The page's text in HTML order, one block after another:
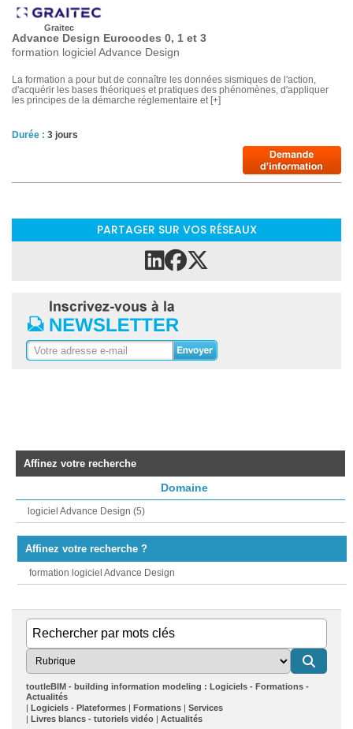
Graitec
Advance Design Eurocodes 0, 1 et 3
formation logiciel Advance Design
La formation a pour but de connaître les données sismiques de l'action,
d'acquérir les bases théoriques et pratiques des phénomènes, d'appliquer
les principes de la démarche réglementaire et [+]
Durée : 3 jours
PARTAGER SUR VOS RÉSEAUX
Affinez votre recherche
Domaine
logiciel Advance Design (5)
Affinez votre recherche ?
formation logiciel Advance Design
toutleBIM - building information modeling : Logiciels - Formations -
Actualités
Logiciels - Plateformes
Formations
Services
Livres blancs - tutoriels vidéo
Actualités